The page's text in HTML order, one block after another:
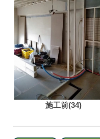
施工前(34)